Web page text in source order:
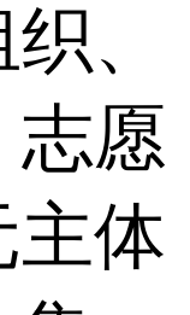
、
志愿
主体